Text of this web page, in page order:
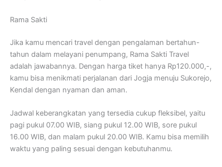
Rama Sakti
Jika kamu mencari travel dengan pengalaman bertahun-
tahun dalam melayani penumpang, Rama Sakti Travel
adalah jawabannya. Dengan harga tiket hanya Rp120.000,-,
kamu bisa menikmati perjalanan dari Jogja menuju Sukorejo,
Kendal dengan nyaman dan aman.
Jadwal keberangkatan yang tersedia cukup fleksibel, yaitu
pagi pukul 07.00 WIB, siang pukul 12.00 WIB, sore pukul
16.00 WIB, dan malam pukul 20.00 WIB. Kamu bisa memilih
waktu yang paling sesuai dengan kebutuhanmu.